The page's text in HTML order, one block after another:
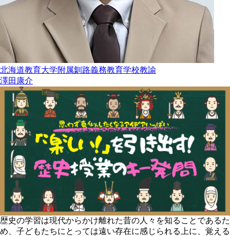
北海道教育大学附属釧路義務教育学校教諭
澤田康介
歴史の学習は現代からかけ離れた昔の人々を知ることであるた
め、子どもたちにとっては遠い存在に感じられる上に、覚える